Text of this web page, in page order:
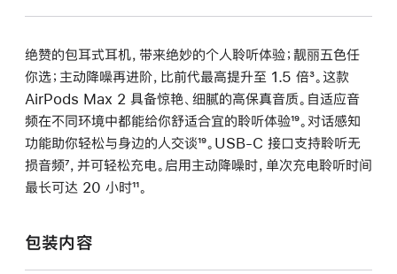
绝赞的包耳式耳机，带来绝妙的个人聆听体验；靓丽五色任
你选；主动降噪再进阶，比前代最高提升至 1.5 倍脚
注
³。这款
AirPods Max 2 具备惊艳、细腻的高保真音质。自适应音
频在不同环境中都能给你舒适合宜的聆听体验脚
注
¹⁹。对话感知
功能助你轻松与身边的人交谈脚
注
¹⁹。USB-C 接口支持聆听无
损音频脚
注
⁷，并可轻松充电。启用主动降噪时，单次充电聆听时间
最长可达 20 小时脚
¹¹。
包装内容